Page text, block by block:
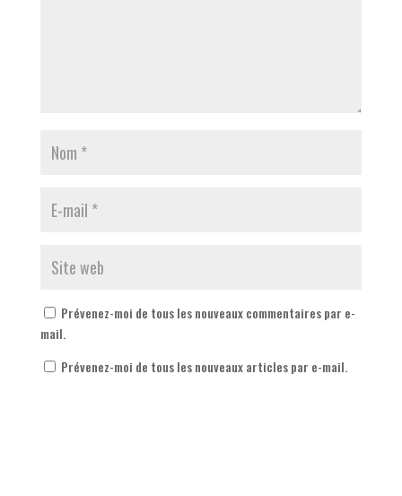
Prévenez-moi de tous les nouveaux commentaires par e-
mail.
Prévenez-moi de tous les nouveaux articles par e-mail.